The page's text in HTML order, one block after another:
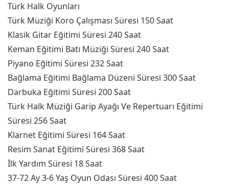
Türk Halk Oyunları
Türk Müziği Koro Çalışması Süresi 150 Saat
Klasik Gitar Eğitimi Süresi 240 Saat
Keman Eğitimi Batı Müziği Süresi 240 Saat
Piyano Eğitimi Süresi 232 Saat
Bağlama Eğitimi Bağlama Düzeni Süresi 300 Saat
Darbuka Eğitimi Süresi 200 Saat
Türk Halk Müziği Garip Ayağı Ve Repertuarı Eğitimi
Süresi 256 Saat
Klarnet Eğitimi Süresi 164 Saat
Resim Sanat Eğitimi Süresi 368 Saat
İlk Yardım Süresi 18 Saat
37-72 Ay 3-6 Yaş Oyun Odası Süresi 400 Saat